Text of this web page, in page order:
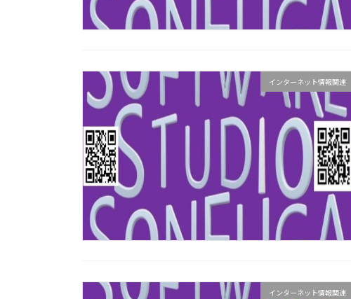
インターネット情報関連
インターネット情報関連